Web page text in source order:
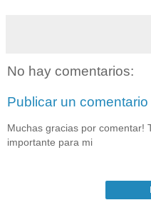
No hay comentarios:
Publicar un comentario
Muchas gracias por comentar!
importante para mi